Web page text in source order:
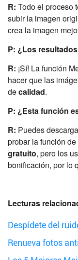
R: Todo el proceso
subir la imagen
crea la imagen
P: ¿Los
R: ¡Sí! La función
hacer que las
decalidad.
P: ¿Esta función
R: Puedes
probar la función
gratuito, pero los
bonificación, por lo
Lecturas
Despídete del
Renueva fotos